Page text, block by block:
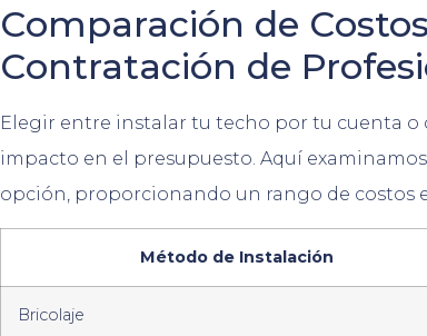
Comparación de
Contratación de
Elegir entre instalar tu techo por tu cuenta
impacto en el presupuesto. Aquí
opción, proporcionando un rango de costos
Método de Instalación
Bricolaje